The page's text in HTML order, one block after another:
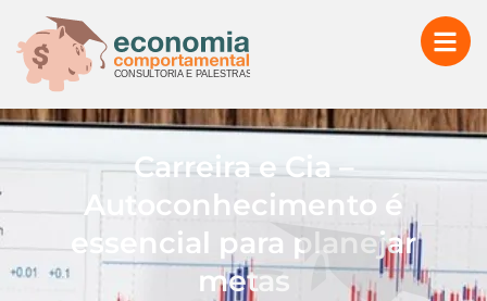
Carreira e Cia –
Autoconhecimento é
essencial para planejar
metas